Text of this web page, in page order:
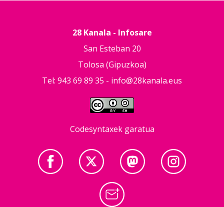
28 Kanala - Infosare
San Esteban 20
Tolosa (Gipuzkoa)
Tel: 943 69 89 35 - info@28kanala.eus
Codesyntaxek garatua